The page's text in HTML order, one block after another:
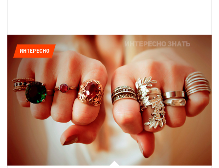
ИНТЕРЕСНО